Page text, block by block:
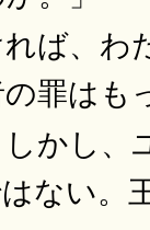
ば、わ
罪はも
かし、
ない。